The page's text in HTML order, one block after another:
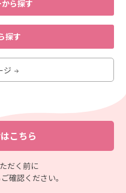
ら探す
探す
ジ
こちら
だく前に
確認ください。